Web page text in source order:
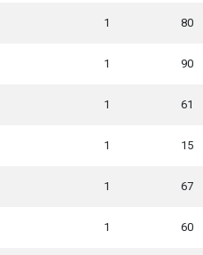
1 80
1 90
1 61
1 15
1 67
1 60